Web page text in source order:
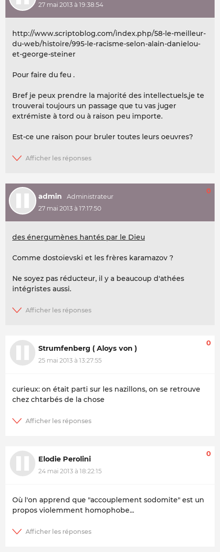
27 mai 2013 à 19:38:54
http://www.scriptoblog.com/index.php/58-le-meilleur-
du-web/histoire/995-le-racisme-selon-alain-danielou-
et-george-steiner
Pour faire du feu .
Bref je peux prendre la majorité des intellectuels,je te
trouverai toujours un passage que tu vas juger
extrémiste à tord ou à raison peu importe.
Est-ce une raison pour bruler toutes leurs oeuvres?
admin
27 mai 2013 à 17:17:50
0
des énergumènes hantés par le Dieu
Comme dostoïevski et les frères karamazov ?
Ne soyez pas réducteur, il y a beaucoup d'athées
intégristes aussi.
Strumfenberg ( Aloys von )
25 mai 2013 à 13:27:55
0
curieux: on était parti sur les nazillons, on se retrouve
chez chtarbés de la chose
Elodie Perolini
24 mai 2013 à 18:22:15
0
Où l'on apprend que "accouplement sodomite" est un
propos violemment homophobe...